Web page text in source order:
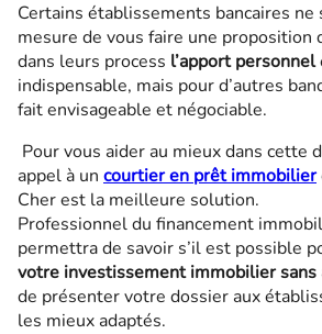
Certains établissements bancaires ne
mesure de vous faire une proposition
dans leurs process l’apport personnel
indispensable, mais pour d’autres
fait envisageable et négociable.
Pour vous aider au mieux dans cette
appel à un courtier en prêt immobilier
Cher est la meilleure solution.
Professionnel du financement
permettra de savoir s’il est possible
votre investissement immobilier sans
de présenter votre dossier aux
les mieux adaptés.